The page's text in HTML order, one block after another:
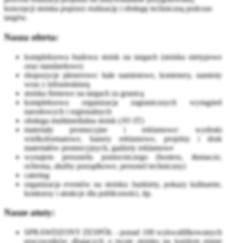
koncepcji stoiska poprzez realizację i obsługę techniczną podczas
targów.
Nasza oferta:
kompleksowa budowa stoisk na targach (stoiska nietypowe
oraz standardowe)
ekspozycje plenerowe: hale namiotowe, kontenery, namioty
wraz z infrastrukturą
stoiska firmowe na targach za granicą
kompleksowa organizacja zagranicznych wystąpień
narodowych i regionalnych
obsługa multimedialna stoisk (AV-IT)
materiały promocyjne i reklamowe: wydruki
wielkoformatowe, banery reklamowe, projekty i druk
materiałów promocyjnych, gadżety reklamowe
wynajem personelu pomocniczego (hostess, tłumacze,
ochrona, służby porządkowe, personel techniczny)
catering
organizacja eventów na stoisku: bankiety, pokazy kulinarne,
konkursy i atrakcje dla publiczności, itp.
Nasze atuty:
SPRAWDZONY ZESPÓŁ - ponad 100 wykwalifikowanych
pracowników dbających o twoje stoisko na każdym etapie